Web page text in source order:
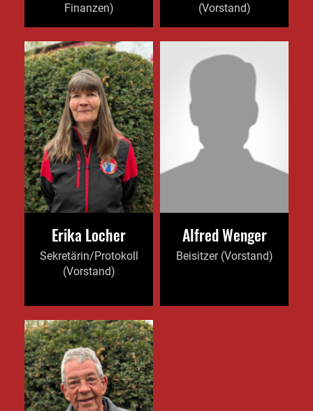
Finanzen)
(Vorstand)
Erika Locher
Sekretärin/Protokoll
(Vorstand)
Alfred Wenger
Beisitzer (Vorstand)